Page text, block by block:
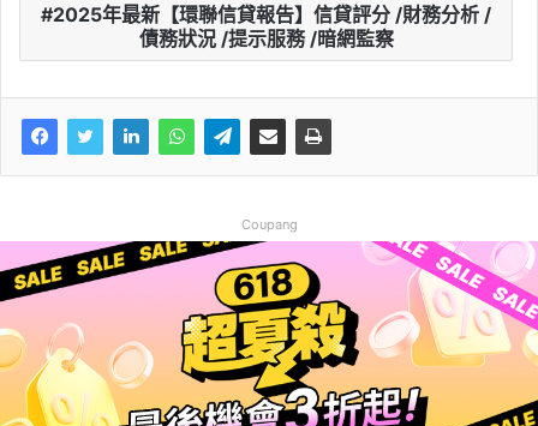
2025年最新【環聯信貸報告】信貸評分 /財務分析 /
債務狀況 /提示服務 /暗網監察
Coupang